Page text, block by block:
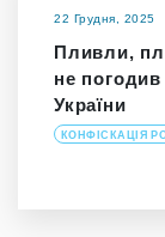
22 Грудня, 2025
Пливли,
не
України
КОНФІСКАЦІЯ